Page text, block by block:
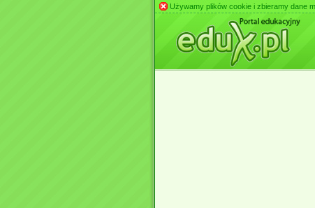
Używamy plików cookie i zbieramy dane